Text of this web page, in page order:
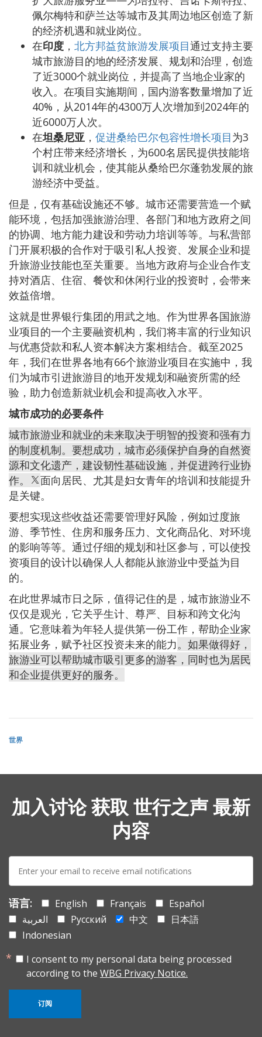
佩尔梅特和萨兰达等城市及其周边地区创造了新
的经济机遇和就业岗位。
在印度 ， 北方邦益贫旅游发展项目通过支持主要
城市旅游目的地的经济发展、规划和治理，创造
了近3000个就业岗位，并提高了当地企业家的
收入。在项目实施期间，国内游客数量增加了近
40%，从2014年的4300万人次增加到2024年的
近6000万人次。
在坦桑尼亚 ， 促进桑给巴尔包容性增长项目为3
个村庄带来经济增长，为600名居民提供技能培
训和就业机会，使其能从桑给巴尔蓬勃发展的旅
游经济中受益。
但是，仅有基础设施还不够。城市还需要营造一个赋
能环境，包括加强旅游治理、各部门和地方政府之间
的协调、地方能力建设和劳动力培训等等。与私营部
门开展积极的合作对于吸引私人投资、发展企业和提
升旅游业技能也至关重要。当地方政府与企业合作支
持对酒店、住宿、餐饮和休闲行业的投资时，会带来
效益倍增。
这就是世界银行集团的用武之地。作为世界各国旅游
业项目的一个主要融资机构，我们将丰富的行业知识
与优惠贷款和私人资本解决方案相结合。截至2025
年，我们在世界各地有66个旅游业项目在实施中，我
们为城市引进旅游目的地开发规划和融资所需的经
验，助力创造新就业机会和提高收入水平。
城市成功的必要条件
城市旅游业和就业的未来取决于明智的投资和强有力
的制度机制。要想成功，城市必须保护自身的自然资
源和文化遗产，建设韧性基础设施，并促进跨行业协
作。
面向居民、尤其是妇女青年的培训和技能提升
是关键。
要想实现这些收益还需要管理好风险，例如过度旅
游、季节性、住房和服务压力、文化商品化、对环境
的影响等等。通过仔细的规划和社区参与，可以使投
资项目的设计以确保人人都能从旅游业中受益为目
的。
在此世界城市日之际，值得记住的是，城市旅游业不
仅仅是观光，它关乎生计、尊严、目标和跨文化沟
通。它意味着为年轻人提供第一份工作，帮助企业家
拓展业务，赋予社区投资未来的能力。如果做得好，
旅游业可以帮助城市吸引更多的游客，同时也为居民
和企业提供更好的服务。
世界
加入讨论 获取 世行之声 最新
内容
E-
mail:
语言: English Français
Español
العربية
Русский 中文
日本語
Indonesian
I consent to my personal data being processed
according to the WBG Privacy Notice.
订阅